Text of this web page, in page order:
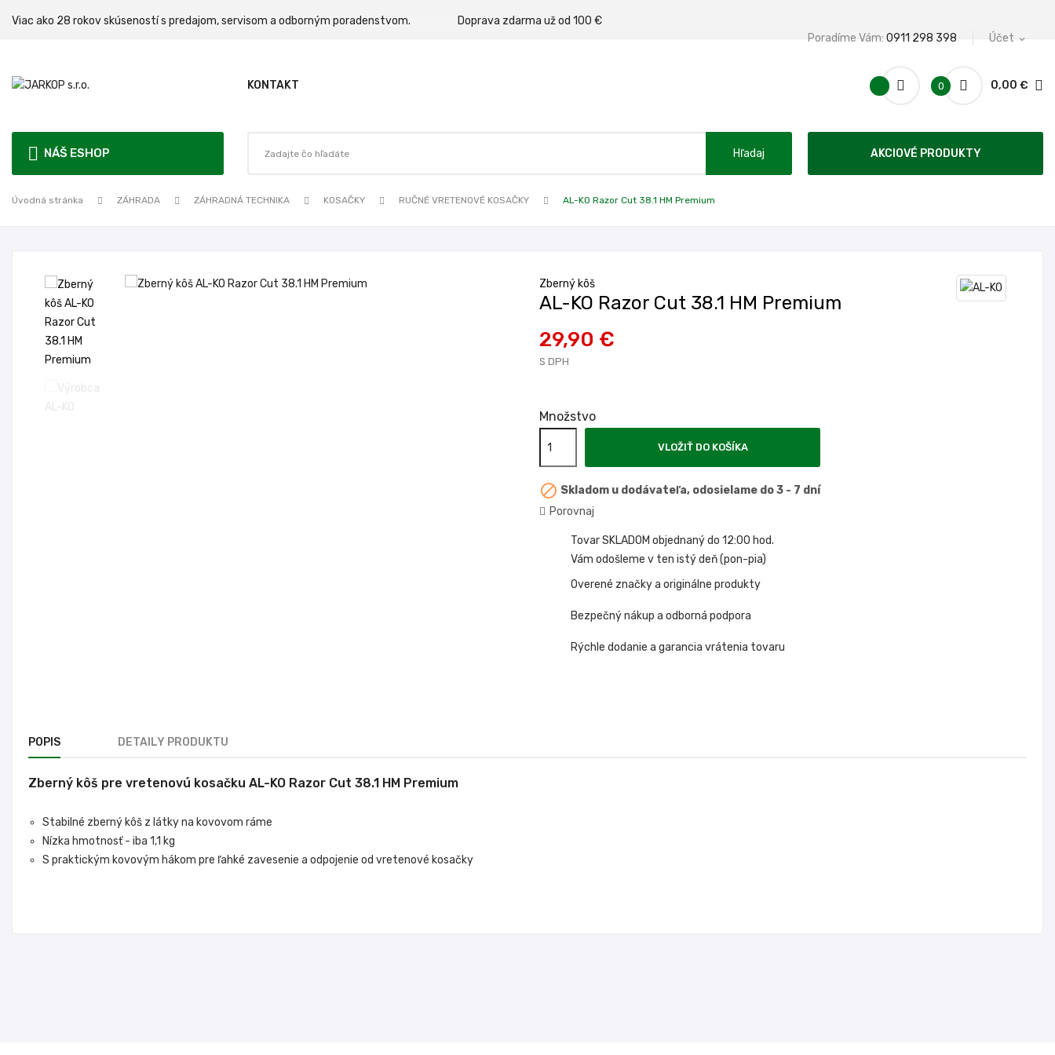
Viac ako 28 rokov skúseností s predajom, servisom a odborným poradenstvom.
Doprava zdarma už od 100 €
Účet expand_more
Poradíme Vám: 0911 298 398
KONTAKT 0 0,00 €
NÁŠ ESHOP Hľadaj AKCIOVÉ PRODUKTY
Úvodná stránka ZÁHRADA ZÁHRADNÁ TECHNIKA KOSAČKY RUČNÉ VRETENOVÉ KOSAČKY AL-KO Razor Cut 38.1 HM Premium
Zberný kôš
AL-KO Razor Cut 38.1 HM Premium
29,90 €
S DPH
Množstvo
VLOŽIŤ DO KOŠÍKA
 Skladom u dodávateľa, odosielame do 3 - 7 dní
Porovnaj
Tovar SKLADOM objednaný do 12:00 hod.
Vám odošleme v ten istý deň (pon-pia)
Overené značky a originálne produkty
Bezpečný nákup a odborná podpora
Rýchle dodanie a garancia vrátenia tovaru
POPIS DETAILY PRODUKTU
Zberný kôš pre vretenovú kosačku AL-KO Razor Cut 38.1 HM Premium
Stabilné zberný kôš z látky na kovovom ráme
Nízka hmotnosť - iba 1,1 kg
S praktickým kovovým hákom pre ľahké zavesenie a odpojenie od vretenové kosačky